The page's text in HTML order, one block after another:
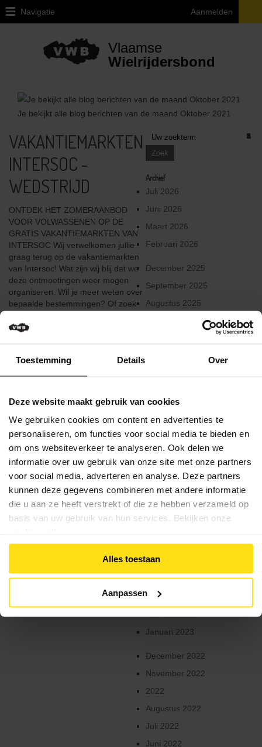
Toestemming Details Over
Deze website maakt gebruik van cookies
We gebruiken cookies om content en advertenties te
personaliseren, om functies voor social media te bieden en
om ons websiteverkeer te analyseren. Ook delen we
informatie over uw gebruik van onze site met onze partners
voor social media, adverteren en analyse. Deze partners
kunnen deze gegevens combineren met andere informatie
die u aan ze heeft verstrekt of die ze hebben verzameld op
basis van uw gebruik van hun services. Bekijken onze
Alles toestaan
Aanpassen
Navigatie Aanmelden
Over
Juridische
vragen
ivm
fiets
Provinciale
afgevaardigden
en
Ethiek
/
Integriteit
/
Verkeersregels
Media
&
Flandrienne
VWB
Nieuws
Actueel
Artikels
Veelgestelde
vragen
/
FAQ
Lid
Ledenvoordelen
Vlaamse
Wielrijdersbond
Je bekijkt alle blog berichten van de maand Oktober 2021
VAKANTIEMARKTEN
INTERSOC -
WEDSTRIJD
ONTDEK HET ZOMERAANBOD
VOOR VOLWASSENEN OP DE
GRATIS VAKANTIEMARKTEN VAN
INTERSOC Wij verwelkomen jullie
graag terug op de vakantiemarkten
van Intersoc! Wat zijn wij blij dat we
deze ontmoetingen weer mogen
organiseren. Wil je meer weten over
bepaalde bestemmingen? Of zoek
een Intersoc-vakantie, maar je zit
Lees meer
Archief
Juli 2026
1
Juni 2026
1
Maart 2026
1
Februari 2026
1
December 2025
1
September 2025
2
Augustus 2025
1
1
1
1
3
Augustus 2024
2
Juni 2024
1
Mei 2024
2
Maart 2024
2
Februari 2024
1
December 2023
1
Oktober 2023
1
2
Augustus 2023
2
Mei 2023
2
April 2023
3
Maart 2023
1
2
Januari 2023
1
December 2022
2
November 2022
1
2022
2
Augustus 2022
2
Juli 2022
1
Juni 2022
1
3
1
3
1
2
2
4
1
1
1
3
3
5
2
4
2
3
4
5
1
4
2
1
1
1
1
1
1
1
1
2
1
1